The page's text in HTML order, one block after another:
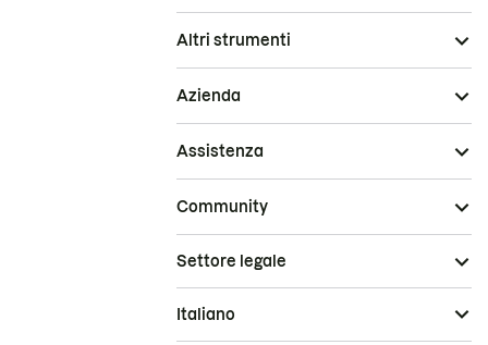
Altri strumenti
Azienda
Assistenza
Community
Settore legale
Italiano